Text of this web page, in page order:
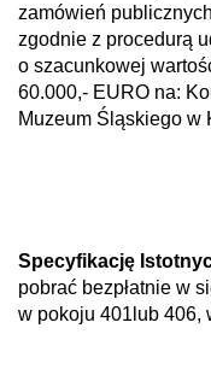
zamówień
zgodnie z procedurą
o szacunkowej
60.000,- EURO na:
Muzeum Śląskiego w
Specyfikację
pobrać bezpłatnie w
w pokoju 401lub 406,